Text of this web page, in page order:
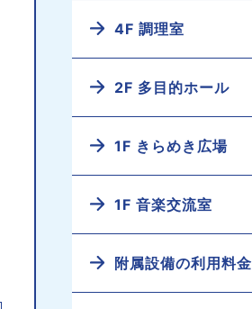
4F 調理室
2F 多目的ホール
1F きらめき広場
1F 音楽交流室
附属設備の利用料金